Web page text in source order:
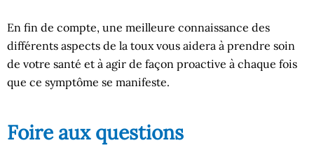
En fin de compte, une meilleure connaissance des
différents aspects de la toux vous aidera à prendre soin
de votre santé et à agir de façon proactive à chaque fois
que ce symptôme se manifeste.
Foire aux questions